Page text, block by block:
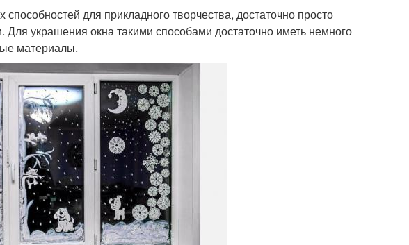
для прикладного творчества, достаточно просто
украшения окна такими способами достаточно иметь немного
материалы.